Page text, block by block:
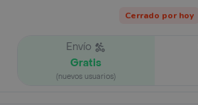
Cerrado por hoy
Envío
Gratis
(nuevos usuarios)